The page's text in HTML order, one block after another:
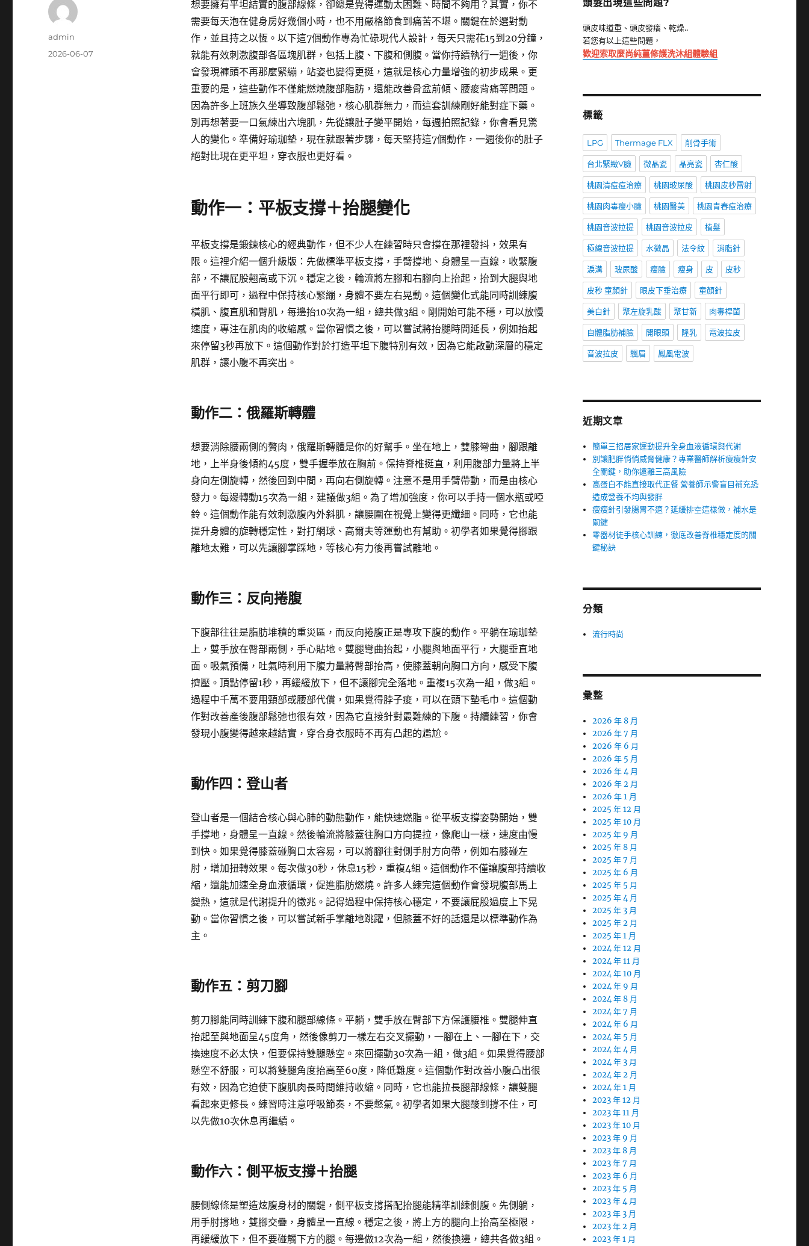
想要擁有平坦結實的腹部線條，卻總是覺得運動太困難、時間不夠用？其實，你不
需要每天泡在健身房好幾個小時，也不用嚴格節食到痛苦不堪。關鍵在於選對動
作，並且持之以恆。以下這7個動作專為忙碌現代人設計，每天只需花15到20分鐘，
就能有效刺激腹部各區塊肌群，包括上腹、下腹和側腹。當你持續執行一週後，你
會發現褲頭不再那麼緊繃，站姿也變得更挺，這就是核心力量增強的初步成果。更
重要的是，這些動作不僅能燃燒腹部脂肪，還能改善骨盆前傾、腰痠背痛等問題。
因為許多上班族久坐導致腹部鬆弛，核心肌群無力，而這套訓練剛好能對症下藥。
別再想著要一口氣練出六塊肌，先從讓肚子變平開始，每週拍照記錄，你會看見驚
人的變化。準備好瑜珈墊，現在就跟著步驟，每天堅持這7個動作，一週後你的肚子
絕對比現在更平坦，穿衣服也更好看。
動作一：平板支撐＋抬腿變化
平板支撐是鍛鍊核心的經典動作，但不少人在練習時只會撐在那裡發抖，效果有
限。這裡介紹一個升級版：先做標準平板支撐，手臂撐地、身體呈一直線，收緊腹
部，不讓屁股翹高或下沉。穩定之後，輪流將左腳和右腳向上抬起，抬到大腿與地
面平行即可，過程中保持核心緊繃，身體不要左右晃動。這個變化式能同時訓練腹
橫肌、腹直肌和臀肌，每邊抬10次為一組，總共做3組。剛開始可能不穩，可以放慢
速度，專注在肌肉的收縮感。當你習慣之後，可以嘗試將抬腿時間延長，例如抬起
來停留3秒再放下。這個動作對於打造平坦下腹特別有效，因為它能啟動深層的穩定
肌群，讓小腹不再突出。
動作二：俄羅斯轉體
想要消除腰兩側的贅肉，俄羅斯轉體是你的好幫手。坐在地上，雙膝彎曲，腳跟離
地，上半身後傾約45度，雙手握拳放在胸前。保持脊椎挺直，利用腹部力量將上半
身向左側旋轉，然後回到中間，再向右側旋轉。注意不是用手臂帶動，而是由核心
發力。每邊轉動15次為一組，建議做3組。為了增加強度，你可以手持一個水瓶或啞
鈴。這個動作能有效刺激腹內外斜肌，讓腰圍在視覺上變得更纖細。同時，它也能
提升身體的旋轉穩定性，對打網球、高爾夫等運動也有幫助。初學者如果覺得腳跟
離地太難，可以先讓腳掌踩地，等核心有力後再嘗試離地。
動作三：反向捲腹
下腹部往往是脂肪堆積的重災區，而反向捲腹正是專攻下腹的動作。平躺在瑜珈墊
上，雙手放在臀部兩側，手心貼地。雙腿彎曲抬起，小腿與地面平行，大腿垂直地
面。吸氣預備，吐氣時利用下腹力量將臀部抬高，使膝蓋朝向胸口方向，感受下腹
擠壓。頂點停留1秒，再緩緩放下，但不讓腳完全落地。重複15次為一組，做3組。
過程中千萬不要用頸部或腰部代償，如果覺得脖子痠，可以在頭下墊毛巾。這個動
作對改善產後腹部鬆弛也很有效，因為它直接針對最難練的下腹。持續練習，你會
發現小腹變得越來越結實，穿合身衣服時不再有凸起的尷尬。
動作四：登山者
登山者是一個結合核心與心肺的動態動作，能快速燃脂。從平板支撐姿勢開始，雙
手撐地，身體呈一直線。然後輪流將膝蓋往胸口方向提拉，像爬山一樣，速度由慢
到快。如果覺得膝蓋碰胸口太容易，可以將腳往對側手肘方向帶，例如右膝碰左
肘，增加扭轉效果。每次做30秒，休息15秒，重複4組。這個動作不僅讓腹部持續收
縮，還能加速全身血液循環，促進脂肪燃燒。許多人練完這個動作會發現腹部馬上
變熱，這就是代謝提升的徵兆。記得過程中保持核心穩定，不要讓屁股過度上下晃
動。當你習慣之後，可以嘗試新手掌離地跳躍，但膝蓋不好的話還是以標準動作為
主。
動作五：剪刀腳
剪刀腳能同時訓練下腹和腿部線條。平躺，雙手放在臀部下方保護腰椎。雙腿伸直
抬起至與地面呈45度角，然後像剪刀一樣左右交叉擺動，一腳在上、一腳在下，交
換速度不必太快，但要保持雙腿懸空。來回擺動30次為一組，做3組。如果覺得腰部
懸空不舒服，可以將雙腿角度抬高至60度，降低難度。這個動作對改善小腹凸出很
有效，因為它迫使下腹肌肉長時間維持收縮。同時，它也能拉長腿部線條，讓雙腿
看起來更修長。練習時注意呼吸節奏，不要憋氣。初學者如果大腿酸到撐不住，可
以先做10次休息再繼續。
動作六：側平板支撐＋抬腿
腰側線條是塑造炫腹身材的關鍵，側平板支撐搭配抬腿能精準訓練側腹。先側躺，
用手肘撐地，雙腳交疊，身體呈一直線。穩定之後，將上方的腿向上抬高至極限，
再緩緩放下，但不要碰觸下方的腿。每邊做12次為一組，然後換邊，總共各做3組。
作
admin
發
2026-06-07
頭髮出現這些問題?
頭皮味道重、頭皮發癢、乾燥..
若您有以上這些問題，
歡迎索取麼尚純薑修護洗沐組體驗組
標籤
LPG Thermage FLX 削骨手術
台北緊緻V臉 微晶瓷 晶亮瓷 杏仁酸
桃園清痘痘治療 桃園玻尿酸 桃園皮秒雷射
桃園肉毒瘦小臉 桃園醫美 桃園青春痘治療
桃園音波拉提 桃園音波拉皮 植髮
極線音波拉提 水微晶 法令紋 消脂針
淚溝 玻尿酸 瘦臉 瘦身 皮 皮秒
皮秒 童顏針 眼皮下垂治療 童顏針
美白針 聚左旋乳酸 聚甘新 肉毒桿菌
自體脂肪補臉 開眼頭 隆乳 電波拉皮
音波拉皮 飄眉 鳳凰電波
近期文章
簡單三招居家運動提升全身血液循環與代謝
別讓肥胖悄悄威脅健康？專業醫師解析瘦瘦針安
全關鍵，助你遠離三高風險
高蛋白不能直接取代正餐 營養師示警盲目補充恐
造成營養不均與發胖
瘦瘦針引發腸胃不適？延緩排空這樣做，補水是
關鍵
零器材徒手核心訓練，徹底改善脊椎穩定度的關
鍵秘訣
分類
流行時尚
彙整
2026 年 8 月
2026 年 7 月
2026 年 6 月
2026 年 5 月
2026 年 4 月
2026 年 2 月
2026 年 1 月
2025 年 12 月
2025 年 10 月
2025 年 9 月
2025 年 8 月
2025 年 7 月
2025 年 6 月
2025 年 5 月
2025 年 4 月
2025 年 3 月
2025 年 2 月
2025 年 1 月
2024 年 12 月
2024 年 11 月
2024 年 10 月
2024 年 9 月
2024 年 8 月
2024 年 7 月
2024 年 6 月
2024 年 5 月
2024 年 4 月
2024 年 3 月
2024 年 2 月
2024 年 1 月
2023 年 12 月
2023 年 11 月
2023 年 10 月
2023 年 9 月
2023 年 8 月
2023 年 7 月
2023 年 6 月
2023 年 5 月
2023 年 4 月
2023 年 3 月
2023 年 2 月
2023 年 1 月